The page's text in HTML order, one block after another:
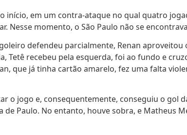
início, em um contra-ataque no qual quatro
Nesse momento, o São Paulo não se
defendeu parcialmente, Renan
Tetê recebeu pela esquerda, foi ao fundo e
que já tinha cartão amarelo, fez uma falta
o jogo e, consequentemente, conseguiu o gol
Paulo. No entanto, houve sobra, e Matheus